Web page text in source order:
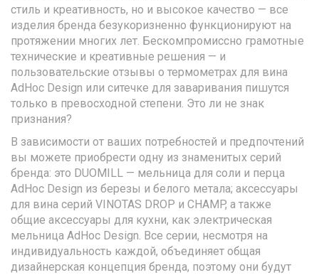
стиль и креативность, но и высокое качество — все
изделия бренда безукоризненно функционируют на
протяжении многих лет. Бескомпромиссно грамотные
технические и креативные решения — и
пользовательские отзывы о термометрах для вина
AdHoc Design или ситечке для заваривания пишутся
только в превосходной степени. Это ли не знак
признания?
В зависимости от ваших потребностей и предпочтений
вы можете приобрести одну из знаменитых серий
бренда: это DUOMILL — мельница для соли и перца
AdHoc Design из березы и белого метала; аксессуары
для вина серий VINOTAS DROP и CHAMP, а также
общие аксессуары для кухни, как электрическая
мельница AdHoc Design. Все серии, несмотря на
индивидуальность каждой, объединяет общая
дизайнерская концепция бренда, поэтому они будут